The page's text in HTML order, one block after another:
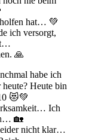
hat… 💚
ich versorgt,
🙏
habe ich
Heute bin
😻💚
Ich
🏡
nicht klar…